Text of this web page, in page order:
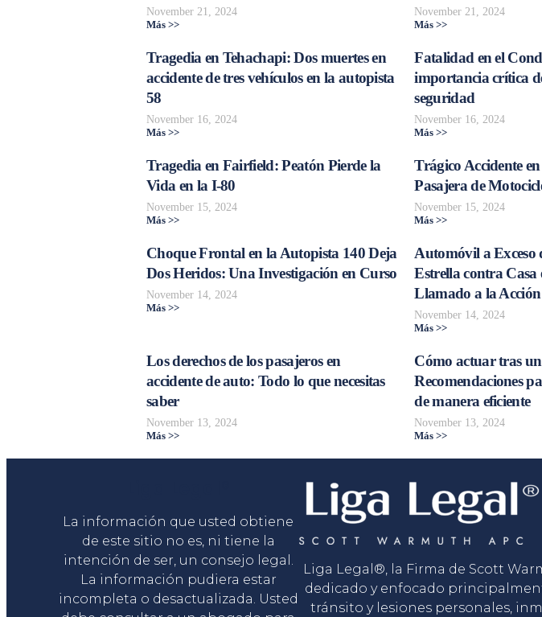
November 21, 2024
Más >>
November 21, 2024
Más >>
Tragedia en Tehachapi: Dos muertes en
accidente de tres vehículos en la autopista
58
November 16, 2024
Más >>
Fatalidad en el
importancia crítica
seguridad
November 16, 2024
Más >>
Tragedia en Fairfield: Peatón Pierde la
Vida en la I-80
November 15, 2024
Más >>
Trágico Accidente
Pasajera de
November 15, 2024
Más >>
Choque Frontal en la Autopista 140 Deja
Dos Heridos: Una Investigación en Curso
November 14, 2024
Más >>
Automóvil a Exceso
Estrella contra
Llamado a la
November 14, 2024
Más >>
Los derechos de los pasajeros en
accidente de auto: Todo lo que necesitas
saber
November 13, 2024
Más >>
Cómo actuar tras
Recomendaciones
de manera eficiente
November 13, 2024
Más >>
La información que usted obtiene
de este sitio no es, ni tiene la
intención de ser, un consejo legal.
La información pudiera estar
incompleta o desactualizada. Usted
Liga Legal®, la Firma de Scott
dedicado y enfocado
tránsito y lesiones personales,